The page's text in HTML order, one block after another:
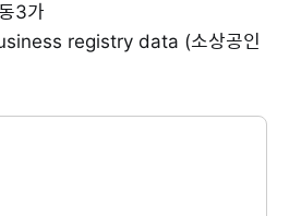
3가
registry data (소상공인